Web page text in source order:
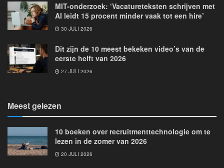
MIT-onderzoek: ‘Vacatureteksten schrijven met
AI leidt 15 procent minder vaak tot een hire’
30 JULI 2026
Dit zijn de 10 meest bekeken video’s van de
eerste helft van 2026
27 JULI 2026
Meest gelezen
10 boeken over recruitmenttechnologie om te
lezen in de zomer van 2026
20 JULI 2026